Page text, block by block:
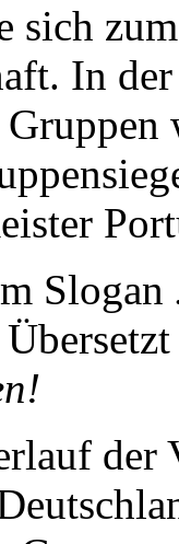
sich
In
Slogan
der